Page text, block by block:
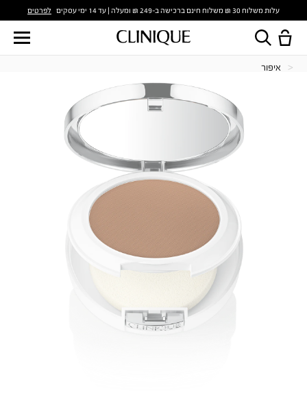
עלות משלוח 30 ₪ משלוח חינם ברכישה ב-249 ₪ ומעלה | עד 14 ימי עסקים לפרטים
איפור